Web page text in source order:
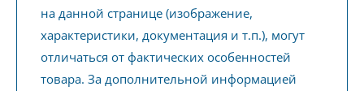
на данной странице (изображение,
характеристики, документация и т.п.), могут
отличаться от фактических особенностей
товара. За дополнительной информацией